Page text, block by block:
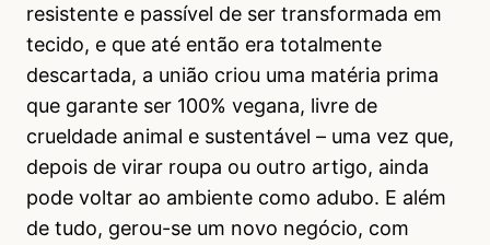
resistente e passível de ser transformada em
tecido, e que até então era totalmente
descartada, a união criou uma matéria prima
que garante ser 100% vegana, livre de
crueldade animal e sustentável – uma vez que,
depois de virar roupa ou outro artigo, ainda
pode voltar ao ambiente como adubo. E além
de tudo, gerou-se um novo negócio, com